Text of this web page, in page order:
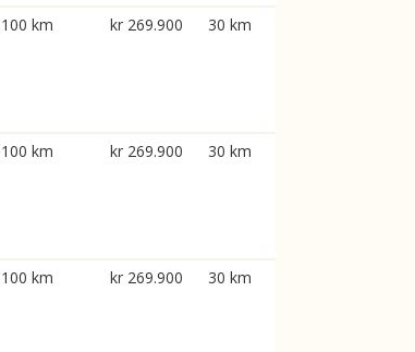
100 km kr 269.900 30 km
100 km kr 269.900 30 km
100 km kr 269.900 30 km